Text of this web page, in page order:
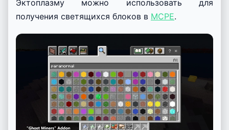
Эктоплазму можно использовать для
получения светящихся блоков в MCPE.